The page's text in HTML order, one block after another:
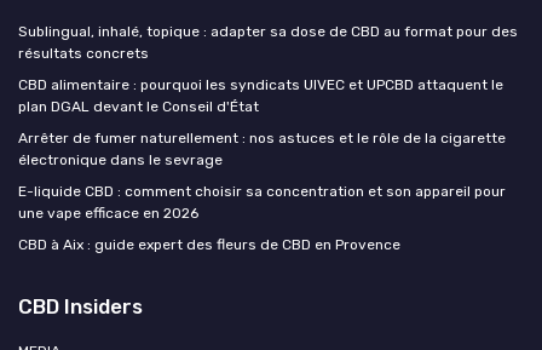
Sublingual, inhalé, topique : adapter sa dose de CBD au format pour des
résultats concrets
CBD alimentaire : pourquoi les syndicats UIVEC et UPCBD attaquent le
plan DGAL devant le Conseil d'État
Arrêter de fumer naturellement : nos astuces et le rôle de la cigarette
électronique dans le sevrage
E-liquide CBD : comment choisir sa concentration et son appareil pour
une vape efficace en 2026
CBD à Aix : guide expert des fleurs de CBD en Provence
CBD Insiders